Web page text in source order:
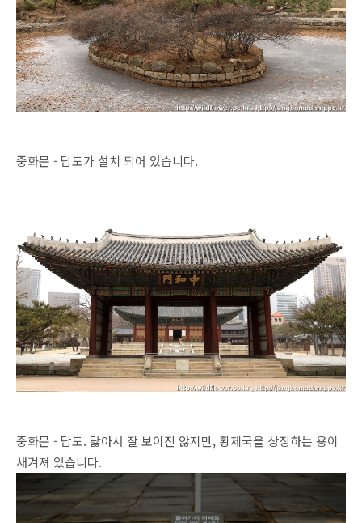
중화문 - 답도가 설치 되어 있습니다.
중화문 - 답도. 닳아서 잘 보이진 않지만, 황제국을 상징하는 용이
새겨져 있습니다.